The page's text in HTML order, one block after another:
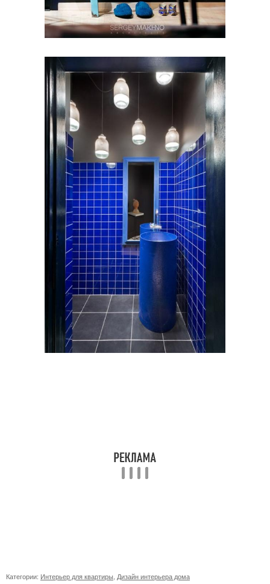
Категории: Интерьер для квартиры Дизайн интерьера дома